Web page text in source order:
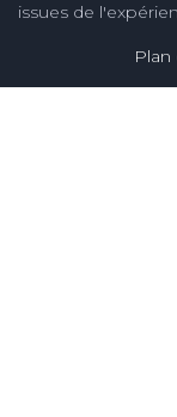
issues de
Plan